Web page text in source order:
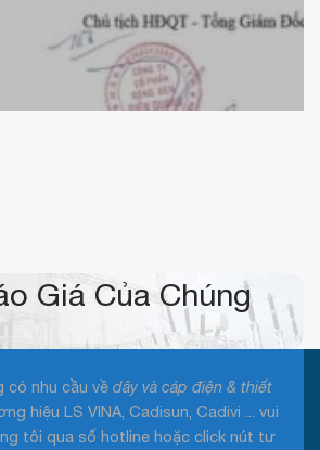
chính thức bóng đèn Điện Quang của
Giá Của Chúng
có nhu cầu về dây và cáp điện & thiết
hiệu LS VINA, Cadisun, Cadivi ... vui
tôi qua số hotline hoặc click nút tư